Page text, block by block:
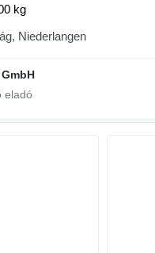
kg
Niederlangen